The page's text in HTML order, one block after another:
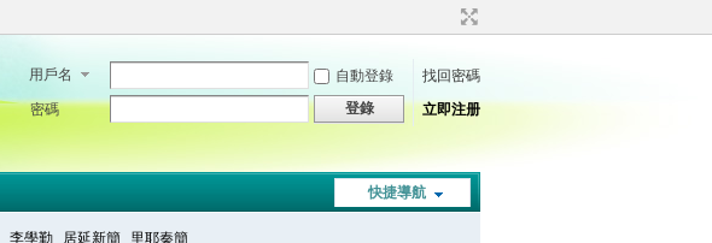
用戶名 自動登錄
找回密碼
密碼
登錄 立即注册
快捷導航
李學勤 居延新簡 里耶秦簡